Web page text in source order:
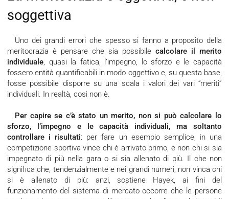
soggettiva
Uno dei grandi errori che spesso si fanno a proposito della
meritocrazia è pensare che sia possibile calcolare il merito
individuale, quasi la fatica, l’impegno, lo sforzo e le capacità
fossero entità quantificabili in modo oggettivo e, su questa base,
fosse possibile disporre su una scala i valori dei vari “meriti”
individuali. In realtà, così non è.
Per capire se c’è stato un merito, non si può calcolare lo
sforzo, l’impegno e le capacità individuali, ma soltanto
controllare i risultati: per fare un esempio semplice, in una
competizione sportiva vince chi è arrivato primo, e non chi si sia
impegnato di più nella gara o si sia allenato di più. Il che non
significa che, tendenzialmente e nei grandi numeri, non vinca chi
si è allenato di più: anzi, sostiene Hayek, ai fini del
funzionamento del sistema di mercato occorre che le persone